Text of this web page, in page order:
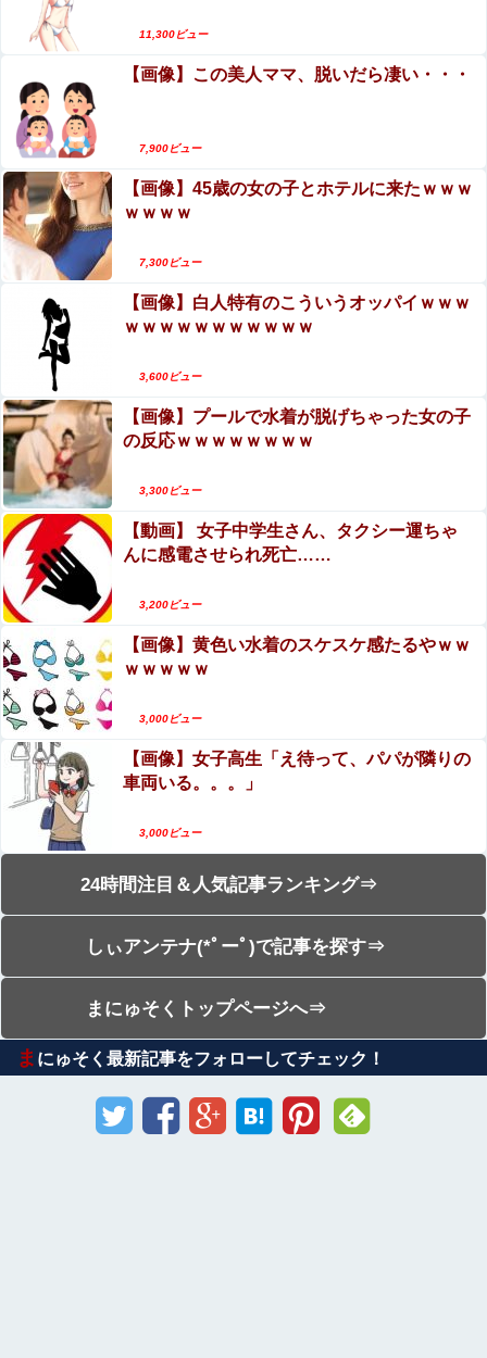
エロ漫画『子種が通貨として流通する種付け特区
hitomiを使わずに無料で読む方法│フリテン堂
11,300ビュー
【画像】この美人ママ、脱いだら凄い・・・
7,900ビュー
【画像】45歳の女の子とホテルに来たｗｗｗ
ｗｗｗｗ
7,300ビュー
【画像】白人特有のこういうオッパイｗｗｗ
ｗｗｗｗｗｗｗｗｗｗｗ
3,600ビュー
【画像】プールで水着が脱げちゃった女の子
の反応ｗｗｗｗｗｗｗｗ
3,300ビュー
【動画】 女子中学生さん、タクシー運ちゃ
んに感電させられ死亡……
3,200ビュー
【画像】黄色い水着のスケスケ感たるやｗｗ
ｗｗｗｗｗ
3,000ビュー
【画像】女子高生「え待って、パパが隣りの
車両いる。。。」
3,000ビュー
24時間注目＆人気記事ランキング⇒
しぃアンテナ(*ﾟーﾟ)で記事を探す⇒
まにゅそくトップページへ⇒
ま にゅそく最新記事をフォローしてチェック！